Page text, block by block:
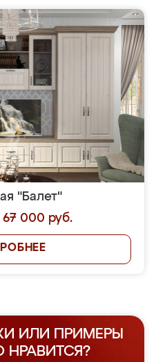
"Балет"
67 000 руб.
ИЛИ ПРИМЕРЫ
НРАВИТСЯ?